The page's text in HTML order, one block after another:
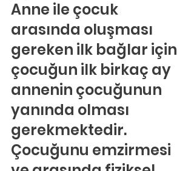
Anne ile çocuk
arasında oluşması
gereken ilk bağlar için
çocuğun ilk birkaç ay
annenin çocuğunun
yanında olması
gerekmektedir.
Çocuğunu emzirmesi